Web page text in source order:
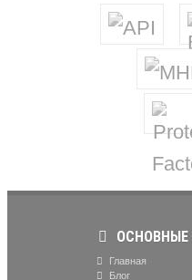
ОСНОВНЫЕ
Главная
Блог